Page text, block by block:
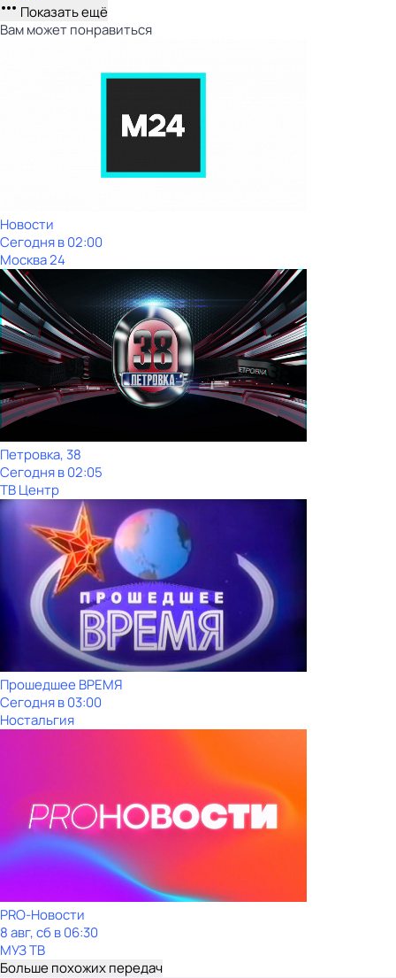
Показать ещё
Вам может понравиться
Новости
Сегодня в 02:00
Москва 24
Петровка, 38
Сегодня в 02:05
ТВ Центр
Прошедшее ВРЕМЯ
Сегодня в 03:00
Ностальгия
PRO-Новости
8 авг, сб в 06:30
МУЗ ТВ
Больше похожих передач